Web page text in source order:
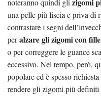
noteranno quindi gli
una pelle più liscia e priva di
contrastare i segni
peralzare gli zigomi con
o per correggere le guance
eccessivo. Nel tempo, però,
popolare ed è spesso
rendere gli zigomi più definiti